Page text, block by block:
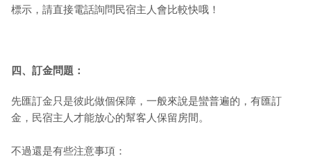
標示，請直接電話詢問民宿主人會比較快哦！
四、訂金問題：
先匯訂金只是彼此做個保障，一般來說是蠻普遍的，有匯訂
金，民宿主人才能放心的幫客人保留房間。
不過還是有些注意事項：